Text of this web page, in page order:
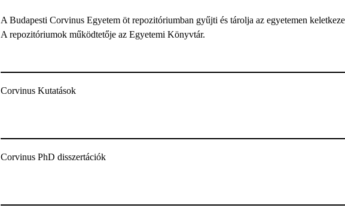
A Budapesti Corvinus Egyetem öt repozitóriumban gyűjti és tárolja az egyetemen
A repozitóriumok működtetője az Egyetemi Könyvtár.
Corvinus Kutatások
Corvinus PhD disszertációk